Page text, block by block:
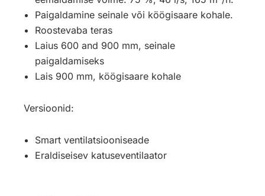
Paigaldamine seinale või köögisaare kohale.
Roostevaba teras
Laius 600 and 900 mm, seinale
paigaldamiseks
Lais 900 mm, köögisaare kohale
Versioonid:
Smart ventilatsiooniseade
Eraldiseisev katuseventilaator